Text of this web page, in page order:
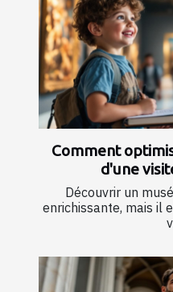
Comment
d'une
Découvrir un
enrichissante, mais il